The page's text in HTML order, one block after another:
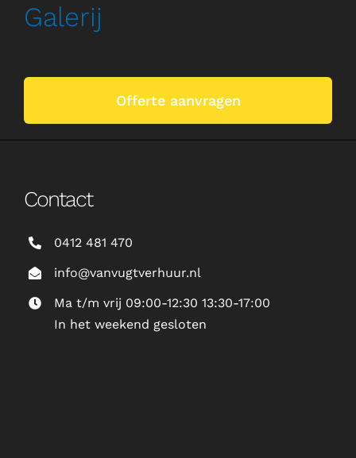
Galerij
Offerte aanvragen
Contact
0412 481 470
info@vanvugtverhuur.nl
Ma t/m vrij 09:00-12:30 13:30-17:00
In het weekend gesloten